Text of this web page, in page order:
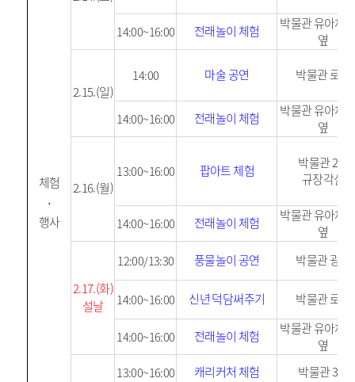
체험
·
행사
14:00~16:00 전래놀이 체험
박물관 유아체
옆
2.15.(일)
14:00 마술 공연 박물관 로비
14:00~16:00 전래놀이 체험
박물관 유아체
옆
2.16.(월)
13:00~16:00 팝아트 체험
박물관 2층
규장각실
14:00~16:00 전래놀이 체험
박물관 유아체
옆
2.17.(화)
설날
12:00/13:30 풍물놀이 공연 박물관 광장
14:00~16:00 신년 덕담써주기 박물관 로비
14:00~16:00 전래놀이 체험
박물관 유아체
옆
13:00~16:00 캐리커처 체험 박물관 3층